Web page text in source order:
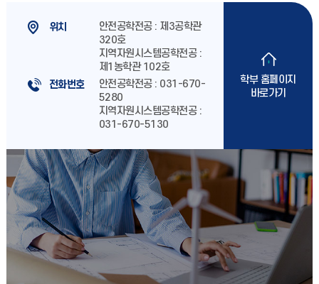
위치
안전공학전공 : 제3공학관
320호
지역자원시스템공학전공 :
제1농학관 102호
전화번호
안전공학전공 : 031-670-
5280
지역자원시스템공학전공 :
031-670-5130
학부 홈페이지
바로가기